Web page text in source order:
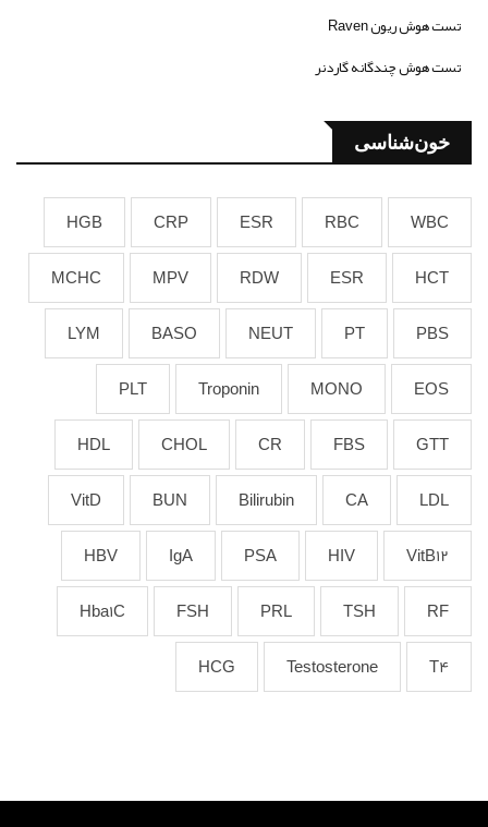
تست هوش ریون Raven
تست هوش چندگانه گاردنر
خون‌شناسی
WBC
RBC
ESR
CRP
HGB
HCT
ESR
RDW
MPV
MCHC
PBS
PT
NEUT
BASO
LYM
EOS
MONO
Troponin
PLT
GTT
FBS
CR
CHOL
HDL
LDL
CA
Bilirubin
BUN
VitD
VitB12
HIV
PSA
IgA
HBV
RF
TSH
PRL
FSH
Hba1C
T4
Testosterone
HCG